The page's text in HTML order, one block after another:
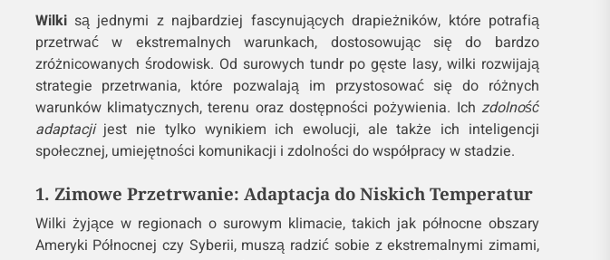
Wilkisą jednymi z najbardziej fascynujących drapieżników, które potrafią
przetrwać w ekstremalnych warunkach, dostosowując się do bardzo
zróżnicowanych środowisk. Od surowych tundr po gęste lasy, wilki rozwijają
strategie przetrwania, które pozwalają im przystosować się do różnych
warunków klimatycznych, terenu oraz dostępności pożywienia. Ich zdolność
adaptacjijest nie tylko wynikiem ich ewolucji, ale także ich inteligencji
społecznej, umiejętności komunikacji i zdolności do współpracy w stadzie.
1. Zimowe Przetrwanie: Adaptacja do Niskich Temperatur
Wilki żyjące w regionach o surowym klimacie, takich jak północne obszary
Ameryki Północnej czy Syberii, muszą radzić sobie z ekstremalnymi zimami,